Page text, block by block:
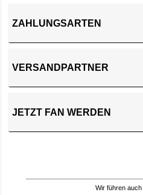
ZAHLUNGSARTEN
VERSANDPARTNER
JETZT FAN WERDEN
Wir führen